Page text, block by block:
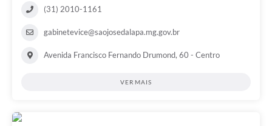
(31) 2010-1161
gabinetevice@saojosedalapa.mg.gov.br
Avenida Francisco Fernando Drumond, 60 - Centro
VER MAIS